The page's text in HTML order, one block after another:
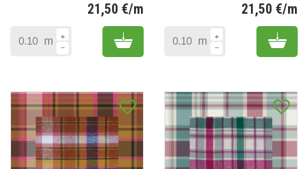
21,50 €/m
m Add to cart
21,50 €/m
m Add
favorite_border favorite_border